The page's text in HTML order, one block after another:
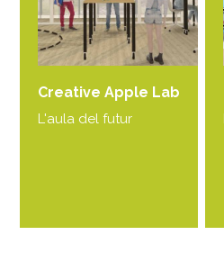
Creative Apple Lab
L'aula del futur